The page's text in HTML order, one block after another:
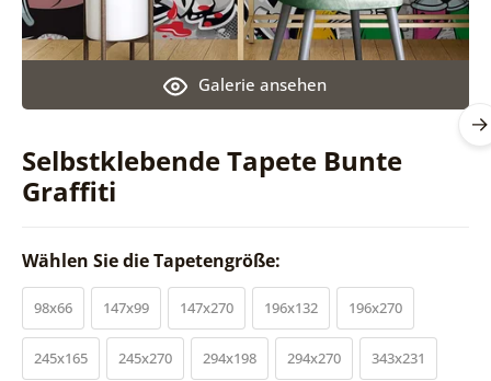
Selbstklebende Tapete Bunte
Graffiti
Galerie ansehen
Wählen Sie die Tapetengröße:
98x66 147x99 147x270 196x132 196x270
245x165 245x270 294x198 294x270 343x231